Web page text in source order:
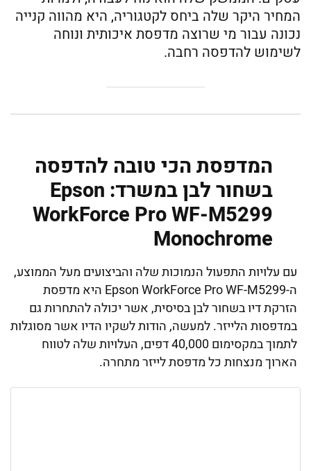
המחיר היקר שלה ביחס לקטגוריה, היא מהווה קנייה
נכונה עבור מי שרוצה מדפסת איכותית ונוחה
לשימוש להדפסה רחבה.
המדפסת הכי טובה להדפסה
בשחור לבן במשרד: Epson
WorkForce Pro WF-M5299
Monochrome
עם עלויות התפעול הנמוכות שלה והביצועים מעל הממוצע,
ה-Epson WorkForce Pro WF-M5299 היא מדפסת
הזרקת דיו בשחור לבן בסיסית, אשר יכולה להתחרות גם
במדפסות הלייזר. למעשה, הודות לשקיו הדיו אשר מסוגלות
לתמוך במקסימום 40,000 דפים, העלויות שלה לטווח
הארוך מנצחות כל מדפסת לייזר מתחרה.